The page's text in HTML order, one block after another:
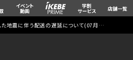
イベント
動画
学割
サービス 店舗一覧
た地震に伴う配送の遅延について(07月29日